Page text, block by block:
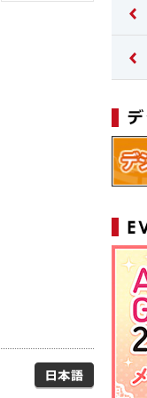
日本語